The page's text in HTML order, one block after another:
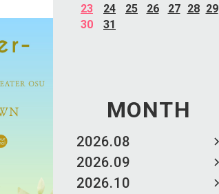
23
24 25 26 27 28 29
30
31
MONTH
2026.08
2026.09
2026.10